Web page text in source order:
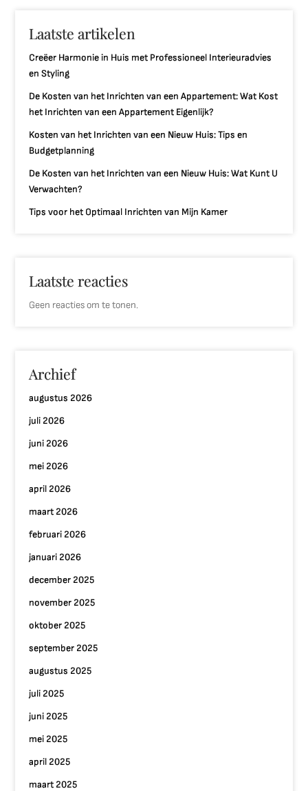
Laatste artikelen
Creëer Harmonie in Huis met Professioneel Interieuradvies
en Styling
De Kosten van het Inrichten van een Appartement: Wat Kost
het Inrichten van een Appartement Eigenlijk?
Kosten van het Inrichten van een Nieuw Huis: Tips en
Budgetplanning
De Kosten van het Inrichten van een Nieuw Huis: Wat Kunt U
Verwachten?
Tips voor het Optimaal Inrichten van Mijn Kamer
Laatste reacties
Geen reacties om te tonen.
Archief
augustus 2026
juli 2026
juni 2026
mei 2026
april 2026
maart 2026
februari 2026
januari 2026
december 2025
november 2025
oktober 2025
september 2025
augustus 2025
juli 2025
juni 2025
mei 2025
april 2025
maart 2025